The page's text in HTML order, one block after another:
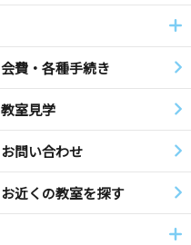
会費・各種手続き
教室見学
お問い合わせ
お近くの教室を探す